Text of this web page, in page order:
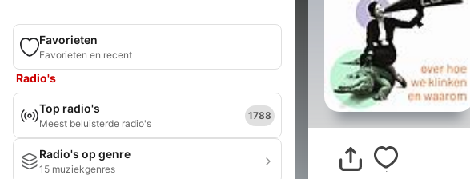
Favorieten
Favorieten en recent
Radio's
Top radio's
Meest beluisterde radio's
1788
Radio's op genre
15 muziekgenres